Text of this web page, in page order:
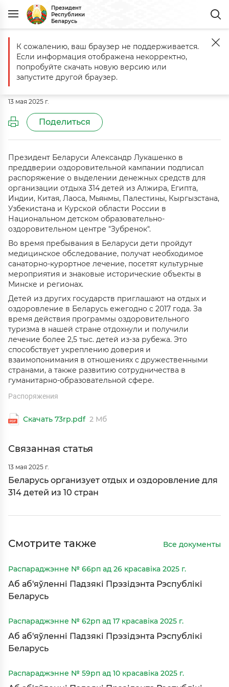
Президент
Республики
Беларусь
Главная Документы О выделении денежных средств
О выделении денежных средств
Распоряжение № 73рп от 12 мая 2025 г.
13 мая 2025 г.
Поделиться
Президент Беларуси Александр Лукашенко в
преддверии оздоровительной кампании подписал
распоряжение о выделении денежных средств для
организации отдыха 314 детей из Алжира, Египта,
Индии, Китая, Лаоса, Мьянмы, Палестины, Кыргызстана,
Узбекистана и Курской области России в
Национальном детском образовательно-
оздоровительном центре "Зубренок".
Во время пребывания в Беларуси дети пройдут
медицинское обследование, получат необходимое
санаторно-курортное лечение, посетят культурные
мероприятия и знаковые исторические объекты в
Минске и регионах.
Детей из других государств приглашают на отдых и
оздоровление в Беларусь ежегодно с 2017 года. За
время действия программы оздоровительного
туризма в нашей стране отдохнули и получили
лечение более 2,5 тыс. детей из-за рубежа. Это
способствует укреплению доверия и
взаимопонимания в отношениях с дружественными
странами, а также развитию сотрудничества в
гуманитарно-образовательной сфере.
Распоряжения
Скачать 73rp.pdf 2 Мб
Связанная статья
13 мая 2025 г.
Беларусь организует отдых и оздоровление для
314 детей из 10 стран
Смотрите также Все документы
Распараджэнне № 66рп ад 26 красавіка 2025 г.
Аб аб'яўленні Падзякі Прэзідэнта Рэспублікі
Беларусь
Распараджэнне № 62рп ад 17 красавіка 2025 г.
Аб аб'яўленні Падзякі Прэзідэнта Рэспублікі
Беларусь
Распараджэнне № 59рп ад 10 красавіка 2025 г.
К сожалению, ваш браузер не поддерживается.
Если информация отображена некорректно,
попробуйте скачать новую версию или
запустите другой браузер.